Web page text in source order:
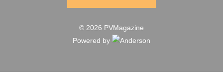
© 2026 PVMagazine
Powered by